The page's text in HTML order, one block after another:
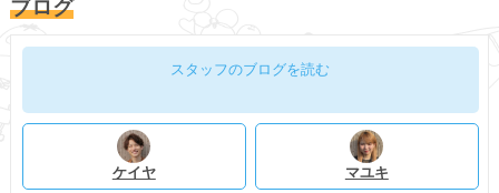
ブログ
スタッフのブログを読む
ケイヤ マユキ